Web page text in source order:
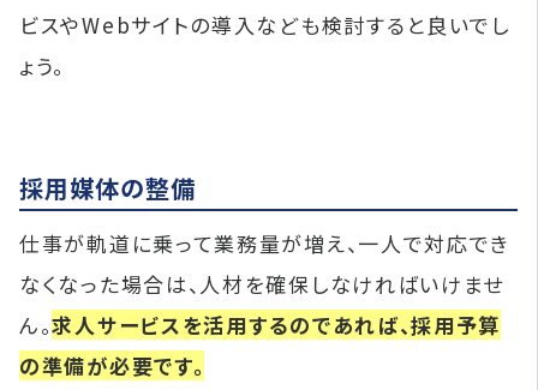
ビスやWebサイトの導入なども検討すると良いでし
ょう。
採用媒体の整備
仕事が軌道に乗って業務量が増え、一人で対応でき
なくなった場合は、人材を確保しなければいけませ
ん。求人サービスを活用するのであれば、採用予算
の準備が必要です。